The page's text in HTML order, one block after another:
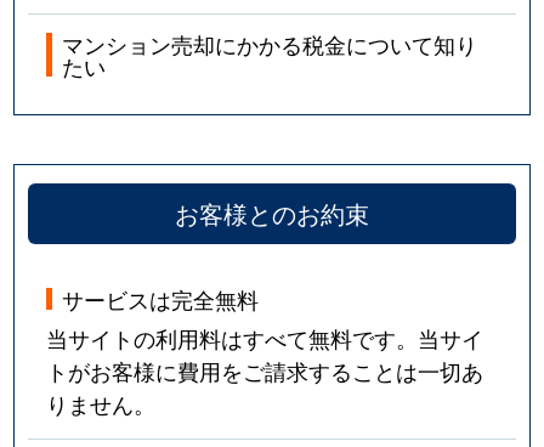
マンション売却にかかる税金について知り
たい
お客様とのお約束
サービスは完全無料
当サイトの利用料はすべて無料です。当サイ
トがお客様に費用をご請求することは一切あ
りません。